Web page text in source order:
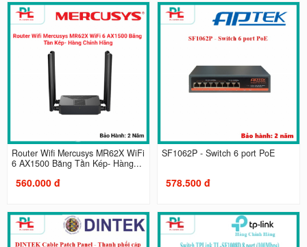
Router Wifi Mercusys MR62X WiFi
6 AX1500 Băng Tần Kép- Hàng...
560.000 đ
SF1062P - Switch 6 port PoE
578.500 đ